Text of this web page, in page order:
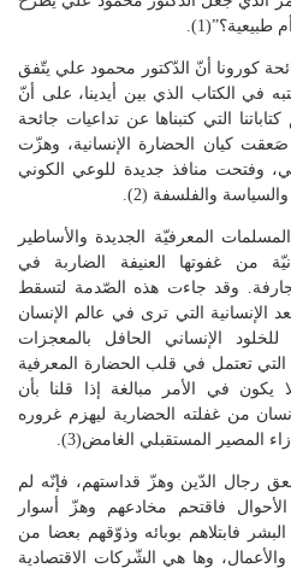
كورونا أنّ الدّكتور محمود علي يتّفق
في الكتاب الذي بين أيدينا، على أنّ
التي كتبناها عن تداعيات جائحة
صَعقت كيان الحضارة الإنسانية، وهزّت
وفتحت منافذ جديدة للوعي الكوني
والفلسفة (2).
المعرفيّة الجديدة والأساطير
من غفوتها العنيفة الضاربة في
الجارفة. وقد جاءت هذه الصّدمة لتسقط
الإنسانية التي ترى في عالم الإنسان
الإنساني الحافل بالمعجزات
التي تعتمل في قلب الحضارة المعرفية
يكون في الأمر مبالغة إذا قلنا بأن
من غفلته الحضارية ليهزم غروره
المصير المستقبلي الغامض(3).
رجال الدّين وهزّ قداستهم، فإنّه لم
فاقتحم مخادعهم وهزّ أسوار
فابتلاهم بوبائه وذوّقهم بعضا من
وها هي الشّركات الاقتصادية